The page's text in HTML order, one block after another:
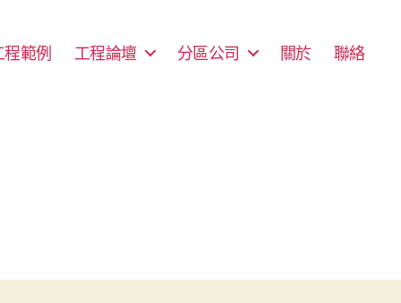
程範例 工程論壇 分區公司 關於 聯絡